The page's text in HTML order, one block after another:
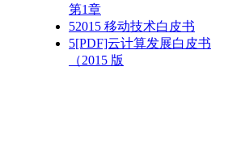
第1章
52015 移动技术白皮书
5[PDF]云计算发展白皮书
（2015 版